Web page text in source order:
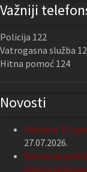
Važniji
Policija 122
Vatrogasna služba
Hitna pomoć 124
Novosti
Održana 13.
27.07.2026.
Nastavak
Kantona